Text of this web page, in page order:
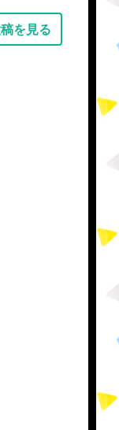
を見る